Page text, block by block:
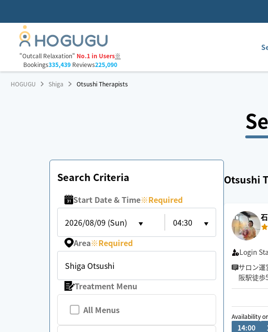
"Outcall Relaxation" No.1 in Users※
Bookings335,439Reviews225,090
HOGUGU Shiga Otsushi Therapists
Search Criteria
Start Date & Time※Required
2026/08/09 (Sun)
04:30
Area※Required
Shiga Otsushi
Treatment Menu
All Menus
Otsushi
Login
サロン
阪駅徒歩
《8/
《愛媛》
Availability
14:00